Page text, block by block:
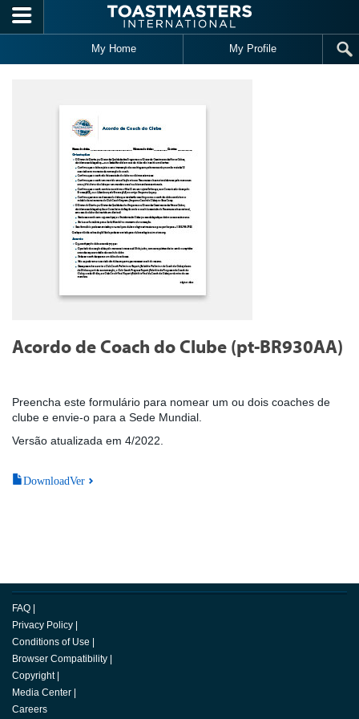
Skip to main content
My Home My Profile
Acordo de Coach do Clube (pt-BR930AA)
Preencha este formulário para nomear um ou dois coaches de
clube e envie-o para a Sede Mundial.
Versão atualizada em 4/2022.
DownloadVer
FAQ
Privacy Policy
Conditions of Use
Browser Compatibility
Copyright
Media Center
Careers